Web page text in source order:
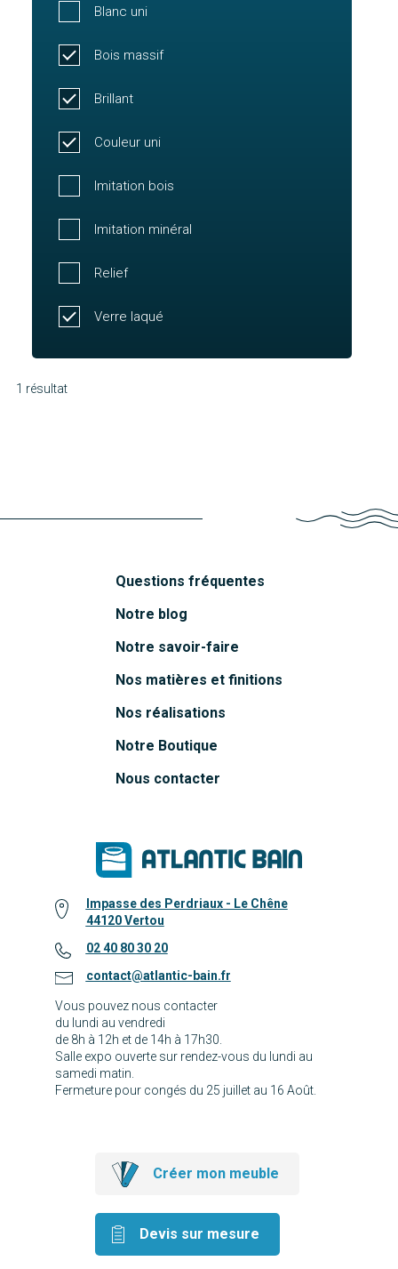
Blanc uni
Bois massif
Brillant
Couleur uni
Imitation bois
Imitation minéral
Relief
Verre laqué
1 résultat
Questions fréquentes
Notre blog
Notre savoir-faire
Nos matières et finitions
Nos réalisations
Notre Boutique
Nous contacter
Impasse des Perdriaux - Le Chêne
44120 Vertou
02 40 80 30 20
contact@atlantic-bain.fr
Vous pouvez nous contacter
du lundi au vendredi
de 8h à 12h et de 14h à 17h30.
Salle expo ouverte sur rendez-vous du lundi au
samedi matin.
Fermeture pour congés du 25 juillet au 16 Août.
Créer mon meuble
Devis sur mesure